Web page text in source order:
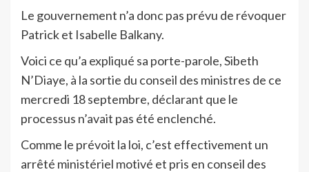
Le gouvernement n’a donc pas prévu de révoquer
Patrick et Isabelle Balkany.
Voici ce qu’a expliqué sa porte-parole, Sibeth
N’Diaye, à la sortie du conseil des ministres de ce
mercredi 18 septembre, déclarant que le
processus n’avait pas été enclenché.
Comme le prévoit la loi, c’est effectivement un
arrêté ministériel motivé et pris en conseil des